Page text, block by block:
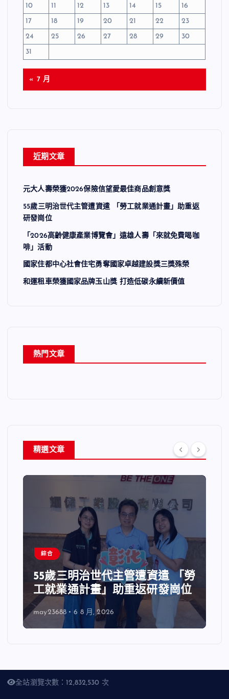
10
11 12 13 14 15
16
17
18 19 20 21 22
23
24
25 26 27 28 29
30
31
« 7 月
近期文章
元大人壽榮獲2026保險信望愛最佳商品創意獎
55歲三明治世代主管遭資遣 「勞工就業通計畫」助重返
研發崗位
「2026高齡健康產業博覽會」遠雄人壽「來就免費喝咖
啡」活動
國家住都中心社會住宅勇奪國家卓越建設獎三獎殊榮
和運租車榮獲國家品牌玉山獎 打造低碳永續新價值
熱門文章
精選文章
綜合
55歲三明治世代主管遭資遣 「勞
工就業通計畫」助重返研發崗位
may23688 6 8 月, 2026
全站瀏覽次數：12,832,530 次